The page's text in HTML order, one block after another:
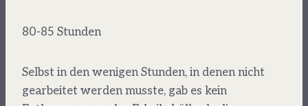
80-85 Stunden
Selbst in den wenigen Stunden, in denen nicht
gearbeitet werden musste, gab es kein